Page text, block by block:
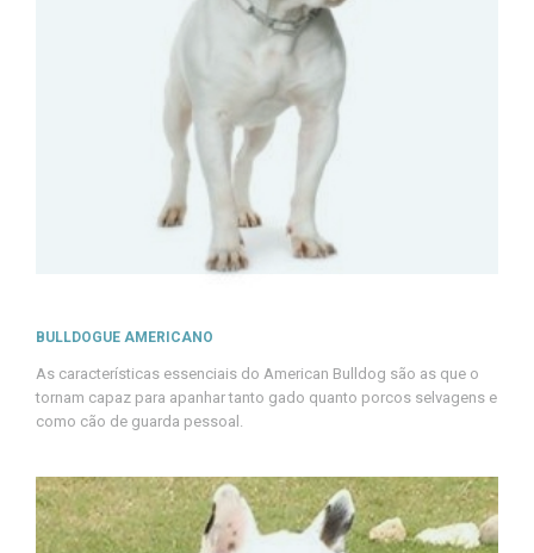
BULLDOGUE AMERICANO
As características essenciais do American Bulldog são as que o
tornam capaz para apanhar tanto gado quanto porcos selvagens e
como cão de guarda pessoal.